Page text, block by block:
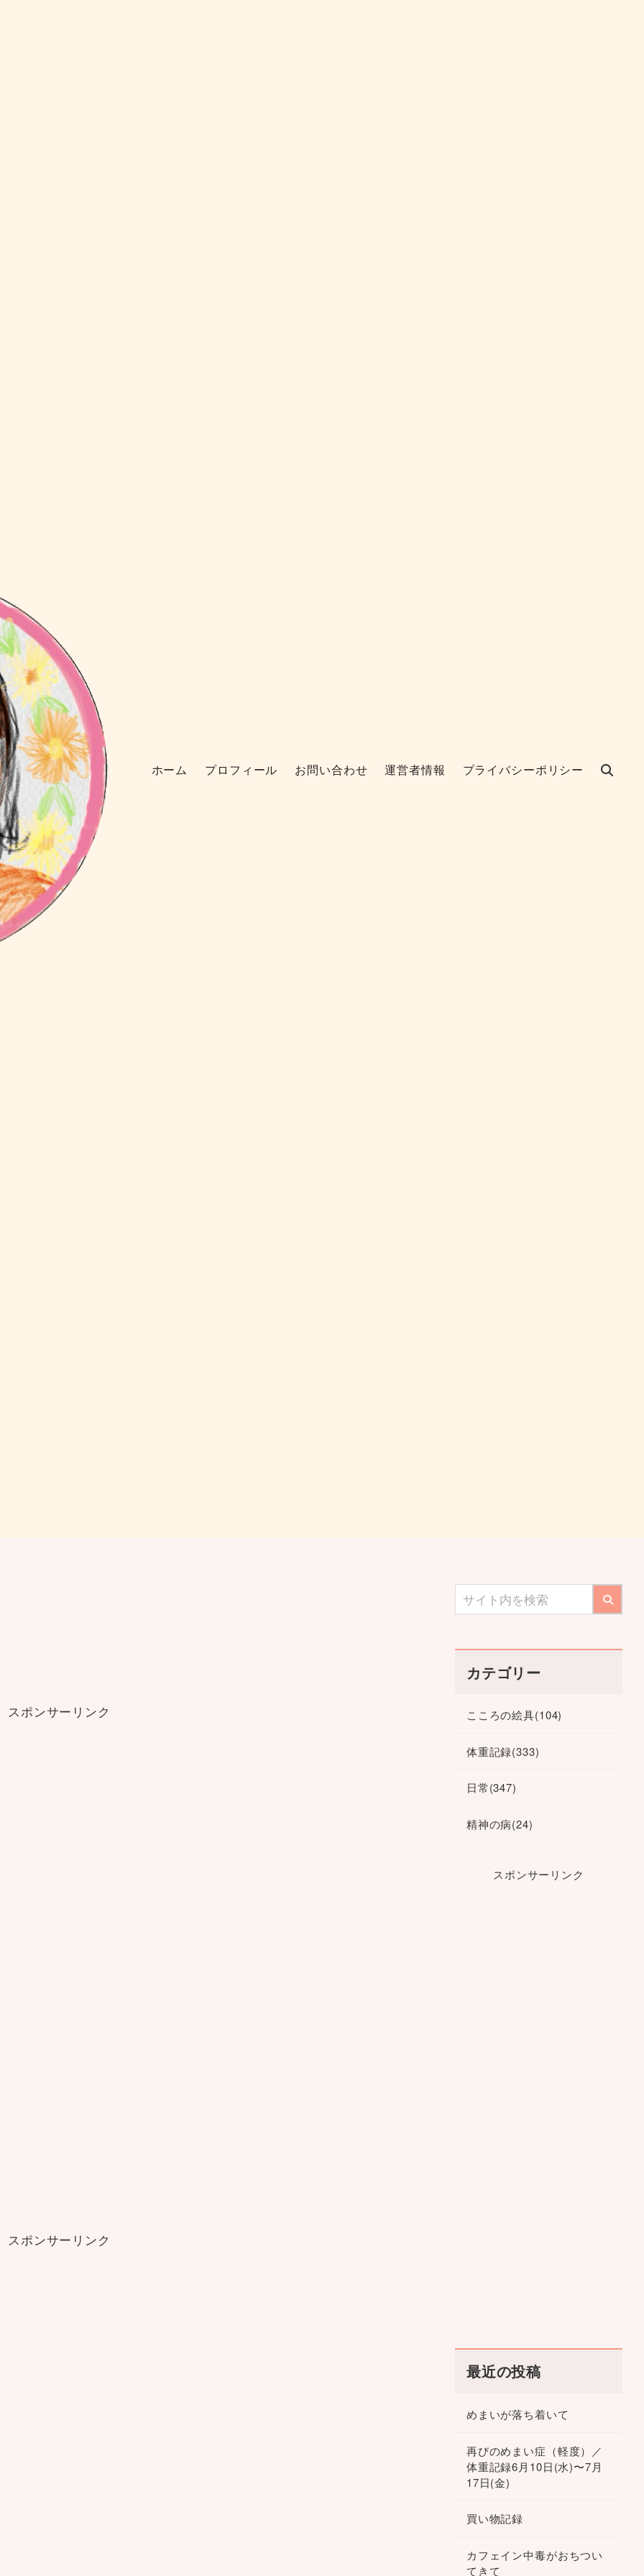
ホーム プロフィール お問い合わせ 運営者情報 プライバシーポリシー
スポンサーリンク
スポンサーリンク
カテゴリー
こころの絵具(104)
体重記録(333)
日常(347)
精神の病(24)
スポンサーリンク
最近の投稿
めまいが落ち着いて
再びのめまい症（軽度）／
体重記録6月10日(水)〜7月
17日(金)
買い物記録
カフェイン中毒がおちつい
てきて